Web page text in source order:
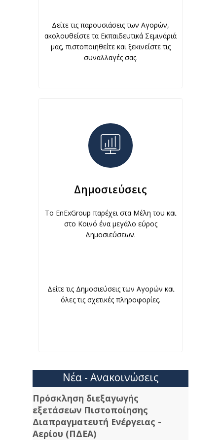
Δείτε τις παρουσιάσεις των Αγορών,
ακολουθείστε τα Εκπαιδευτικά Σεμινάριά
μας, πιστοποιηθείτε και ξεκινείστε τις
συναλλαγές σας.
Δημοσιεύσεις
To EnExGroup παρέχει στα Μέλη του και
στο Κοινό ένα μεγάλο εύρος
Δημοσιεύσεων.
Δείτε τις Δημοσιεύσεις των Αγορών και
όλες τις σχετικές πληροφορίες.
Νέα - Ανακοινώσεις
Πρόσκληση διεξαγωγής
εξετάσεων Πιστοποίησης
Διαπραγματευτή Ενέργειας -
Αερίου (ΠΔΕΑ)